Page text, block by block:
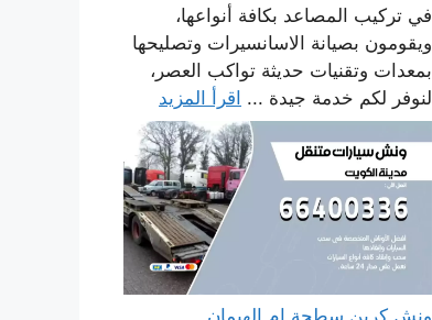
في تركيب المصاعد بكافة أنواعها،
ويقومون بصيانة الاسانسيرات وتصليحها
بمعدات وتقنيات حديثة تواكب العصر،
لنوفر لكم خدمة جيدة ... اقرأ المزيد
ونش كرين سطحة ام الهيمان